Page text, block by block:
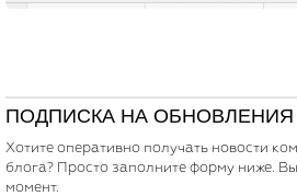
ПОДПИСКА НА ОБНОВЛЕНИЯ
Хотите оперативно получать новости
блога? Просто заполните форму ниже.
момент.